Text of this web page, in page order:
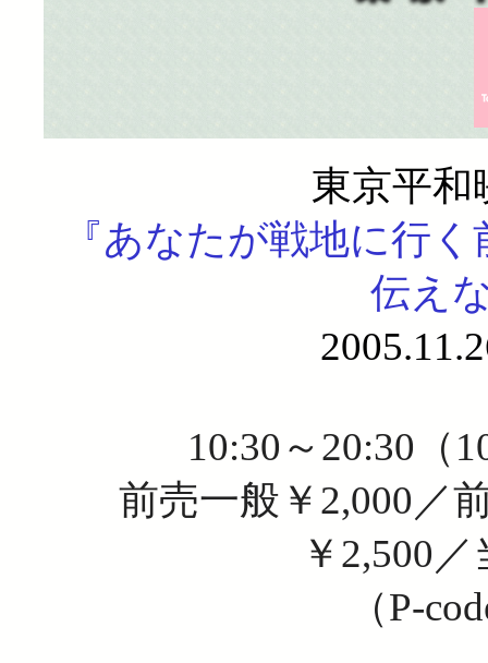
東京平和
『あなたが戦地に行
伝え
10:30～20:30（
前売一般￥2,000／
￥2,500
（P-